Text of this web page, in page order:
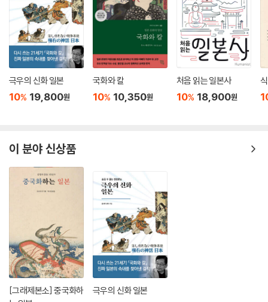
극우의 신화 일본
10% 19,800원
국화와 칼
10% 10,350원
처음 읽는 일본사
10% 18,900원
이 분야 신상품
[그래제본소] 중국화하
극우의 신화 일본